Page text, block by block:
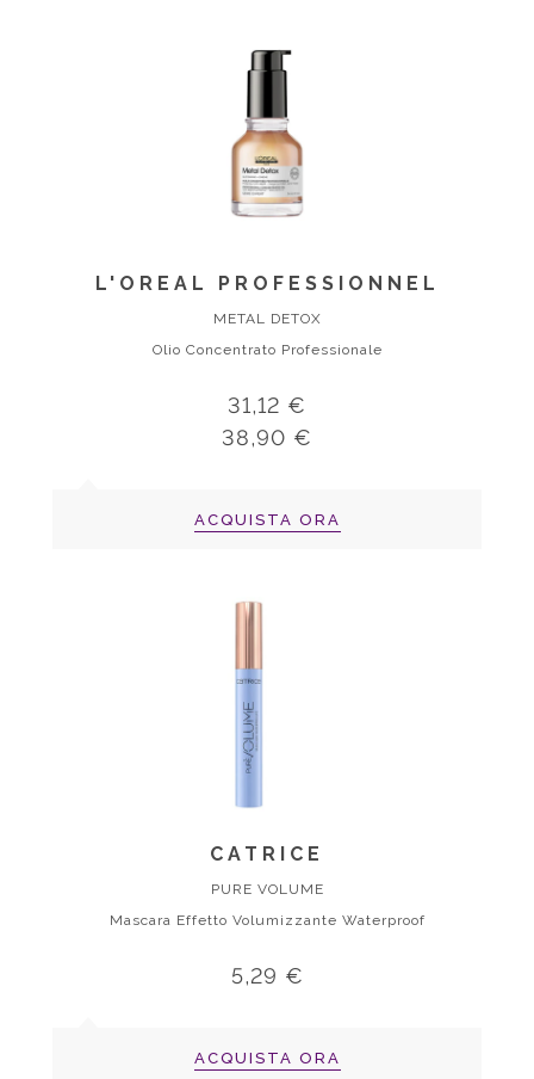
L'OREAL PROFESSIONNEL
METAL DETOX
Olio Concentrato Professionale
31,12 €
38,90 €
ACQUISTA ORA
CATRICE
PURE VOLUME
Mascara Effetto Volumizzante Waterproof
5,29 €
ACQUISTA ORA